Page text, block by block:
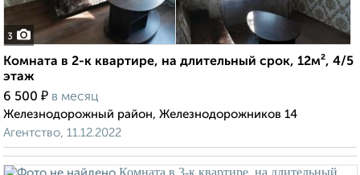
3
Комната в 2-к квартире, на длительный срок, 12м², 4/5
этаж
6 500 ₽ в месяц
Железнодорожный район, Железнодорожников 14
Агентство, 11.12.2022